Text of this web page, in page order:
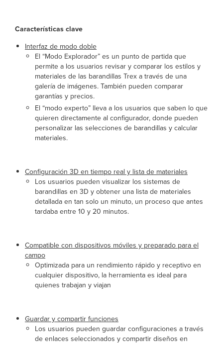
Características clave
Interfaz de modo doble
El “Modo Explorador” es un punto de partida que
permite a los usuarios revisar y comparar los estilos y
materiales de las barandillas Trex a través de una
galería de imágenes. También pueden comparar
garantías y precios.
El “modo experto” lleva a los usuarios que saben lo que
quieren directamente al configurador, donde pueden
personalizar las selecciones de barandillas y calcular
materiales.
Configuración 3D en tiempo real y lista de materiales
Los usuarios pueden visualizar los sistemas de
barandillas en 3D y obtener una lista de materiales
detallada en tan solo un minuto, un proceso que antes
tardaba entre 10 y 20 minutos.
Compatible con dispositivos móviles y preparado para el
campo
Optimizada para un rendimiento rápido y receptivo en
cualquier dispositivo, la herramienta es ideal para
quienes trabajan y viajan
Guardar y compartir funciones
Los usuarios pueden guardar configuraciones a través
de enlaces seleccionados y compartir diseños en